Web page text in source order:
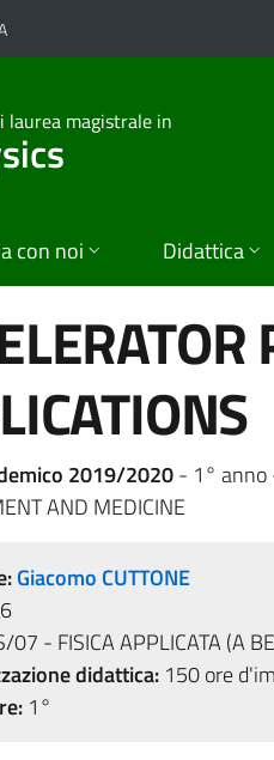
laurea magistrale in
con noi Didattica
2019/2020- 1° anno -
AND MEDICINE
Giacomo CUTTONE
07 - FISICA APPLICATA (A
didattica:150 ore
1°